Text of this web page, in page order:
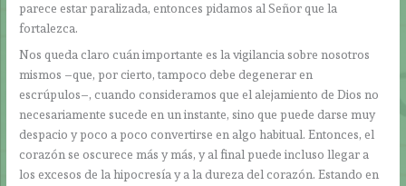
parece estar paralizada, entonces pidamos al Señor que la
fortalezca.
Nos queda claro cuán importante es la vigilancia sobre nosotros
mismos –que, por cierto, tampoco debe degenerar en
escrúpulos–, cuando consideramos que el alejamiento de Dios no
necesariamente sucede en un instante, sino que puede darse muy
despacio y poco a poco convertirse en algo habitual. Entonces, el
corazón se oscurece más y más, y al final puede incluso llegar a
los excesos de la hipocresía y a la dureza del corazón. Estando en